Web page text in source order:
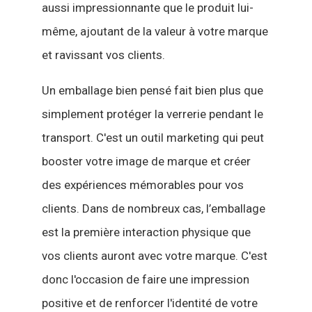
aussi impressionnante que le produit lui-
même, ajoutant de la valeur à votre marque
et ravissant vos clients.
Un emballage bien pensé fait bien plus que
simplement protéger la verrerie pendant le
transport. C'est un outil marketing qui peut
booster votre image de marque et créer
des expériences mémorables pour vos
clients. Dans de nombreux cas, l’emballage
est la première interaction physique que
vos clients auront avec votre marque. C'est
donc l'occasion de faire une impression
positive et de renforcer l'identité de votre